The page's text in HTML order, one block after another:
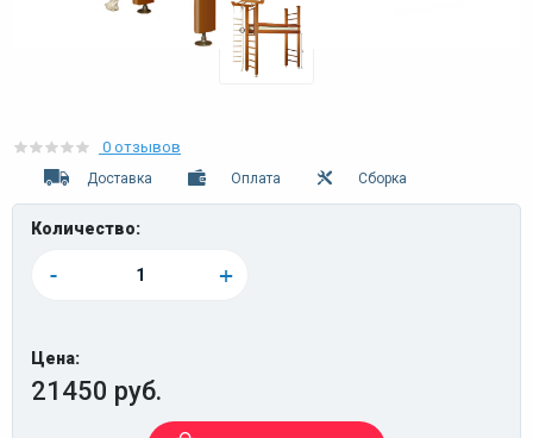
0 отзывов
Доставка Оплата Сборка
Количество:
- +
Цена:
21450 руб.